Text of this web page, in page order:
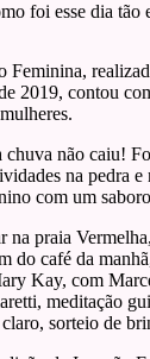
foi esse dia tão
Feminina,
2019, contou
chuva não caiu!
na pedra e
com um
na praia
do café da
Kay, com
meditação
sorteio de